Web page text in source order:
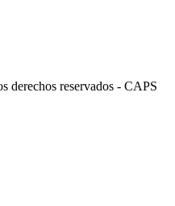
derechos reservados - CAPS